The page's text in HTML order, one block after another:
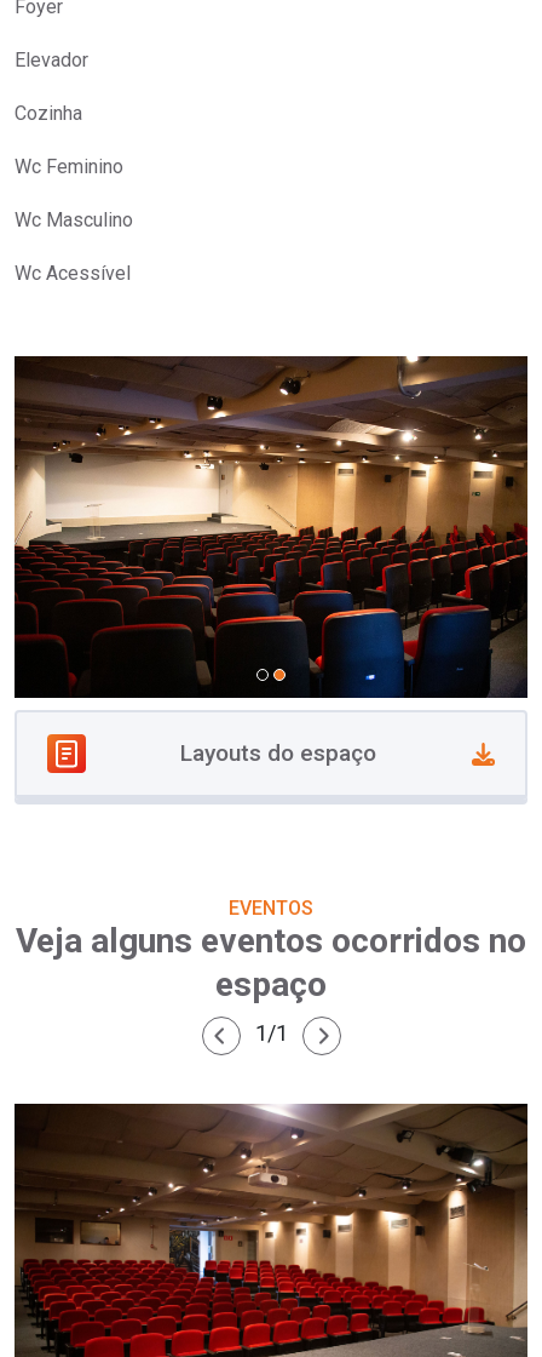
Foyer
Elevador
Cozinha
Wc Feminino
Wc Masculino
Wc Acessível
Layouts do espaço
EVENTOS
Veja alguns eventos ocorridos no
espaço
1/1